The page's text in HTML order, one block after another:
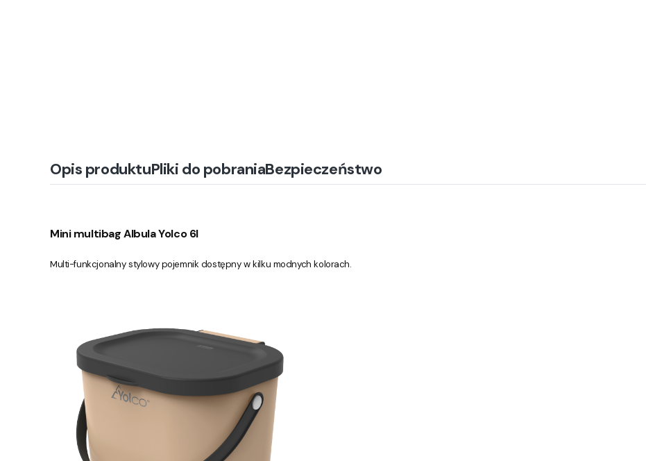
Opis produktuPliki do pobraniaBezpieczeństwo
Mini multibag Albula Yolco 6l
Multi-funkcjonalny stylowy pojemnik dostępny w kilku modnych kolorach.